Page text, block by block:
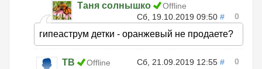
Таня солнышко
Offline
Сб, 19.10.2019 09:50 # 0
гипеаструм детки - оранжевый не продаете?
ТВ Offline Сб, 21.09.2019 12:55 # 0